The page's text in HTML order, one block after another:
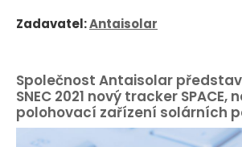
Zadavatel:Antaisolar
Společnost Antaisolar
SNEC 2021 nový tracker SPACE,
polohovací zařízení solárních